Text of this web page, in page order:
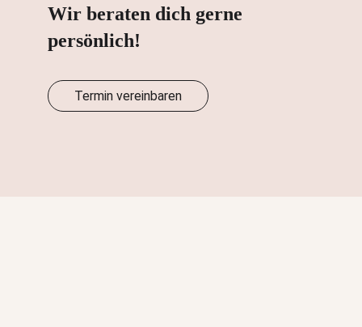
Wir beraten dich gerne
persönlich!
Termin vereinbaren